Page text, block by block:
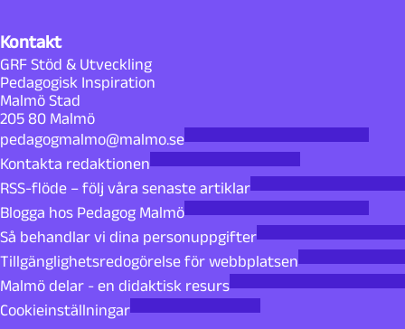
Kontakt
GRF Stöd & Utveckling
Pedagogisk Inspiration
Malmö Stad
205 80 Malmö
pedagogmalmo@malmo.se
Kontakta redaktionen
RSS-flöde – följ våra senaste artiklar
Blogga hos Pedagog Malmö
Så behandlar vi dina personuppgifter
Tillgänglighetsredogörelse för webbplatsen
Malmö delar - en didaktisk resurs
Cookieinställningar